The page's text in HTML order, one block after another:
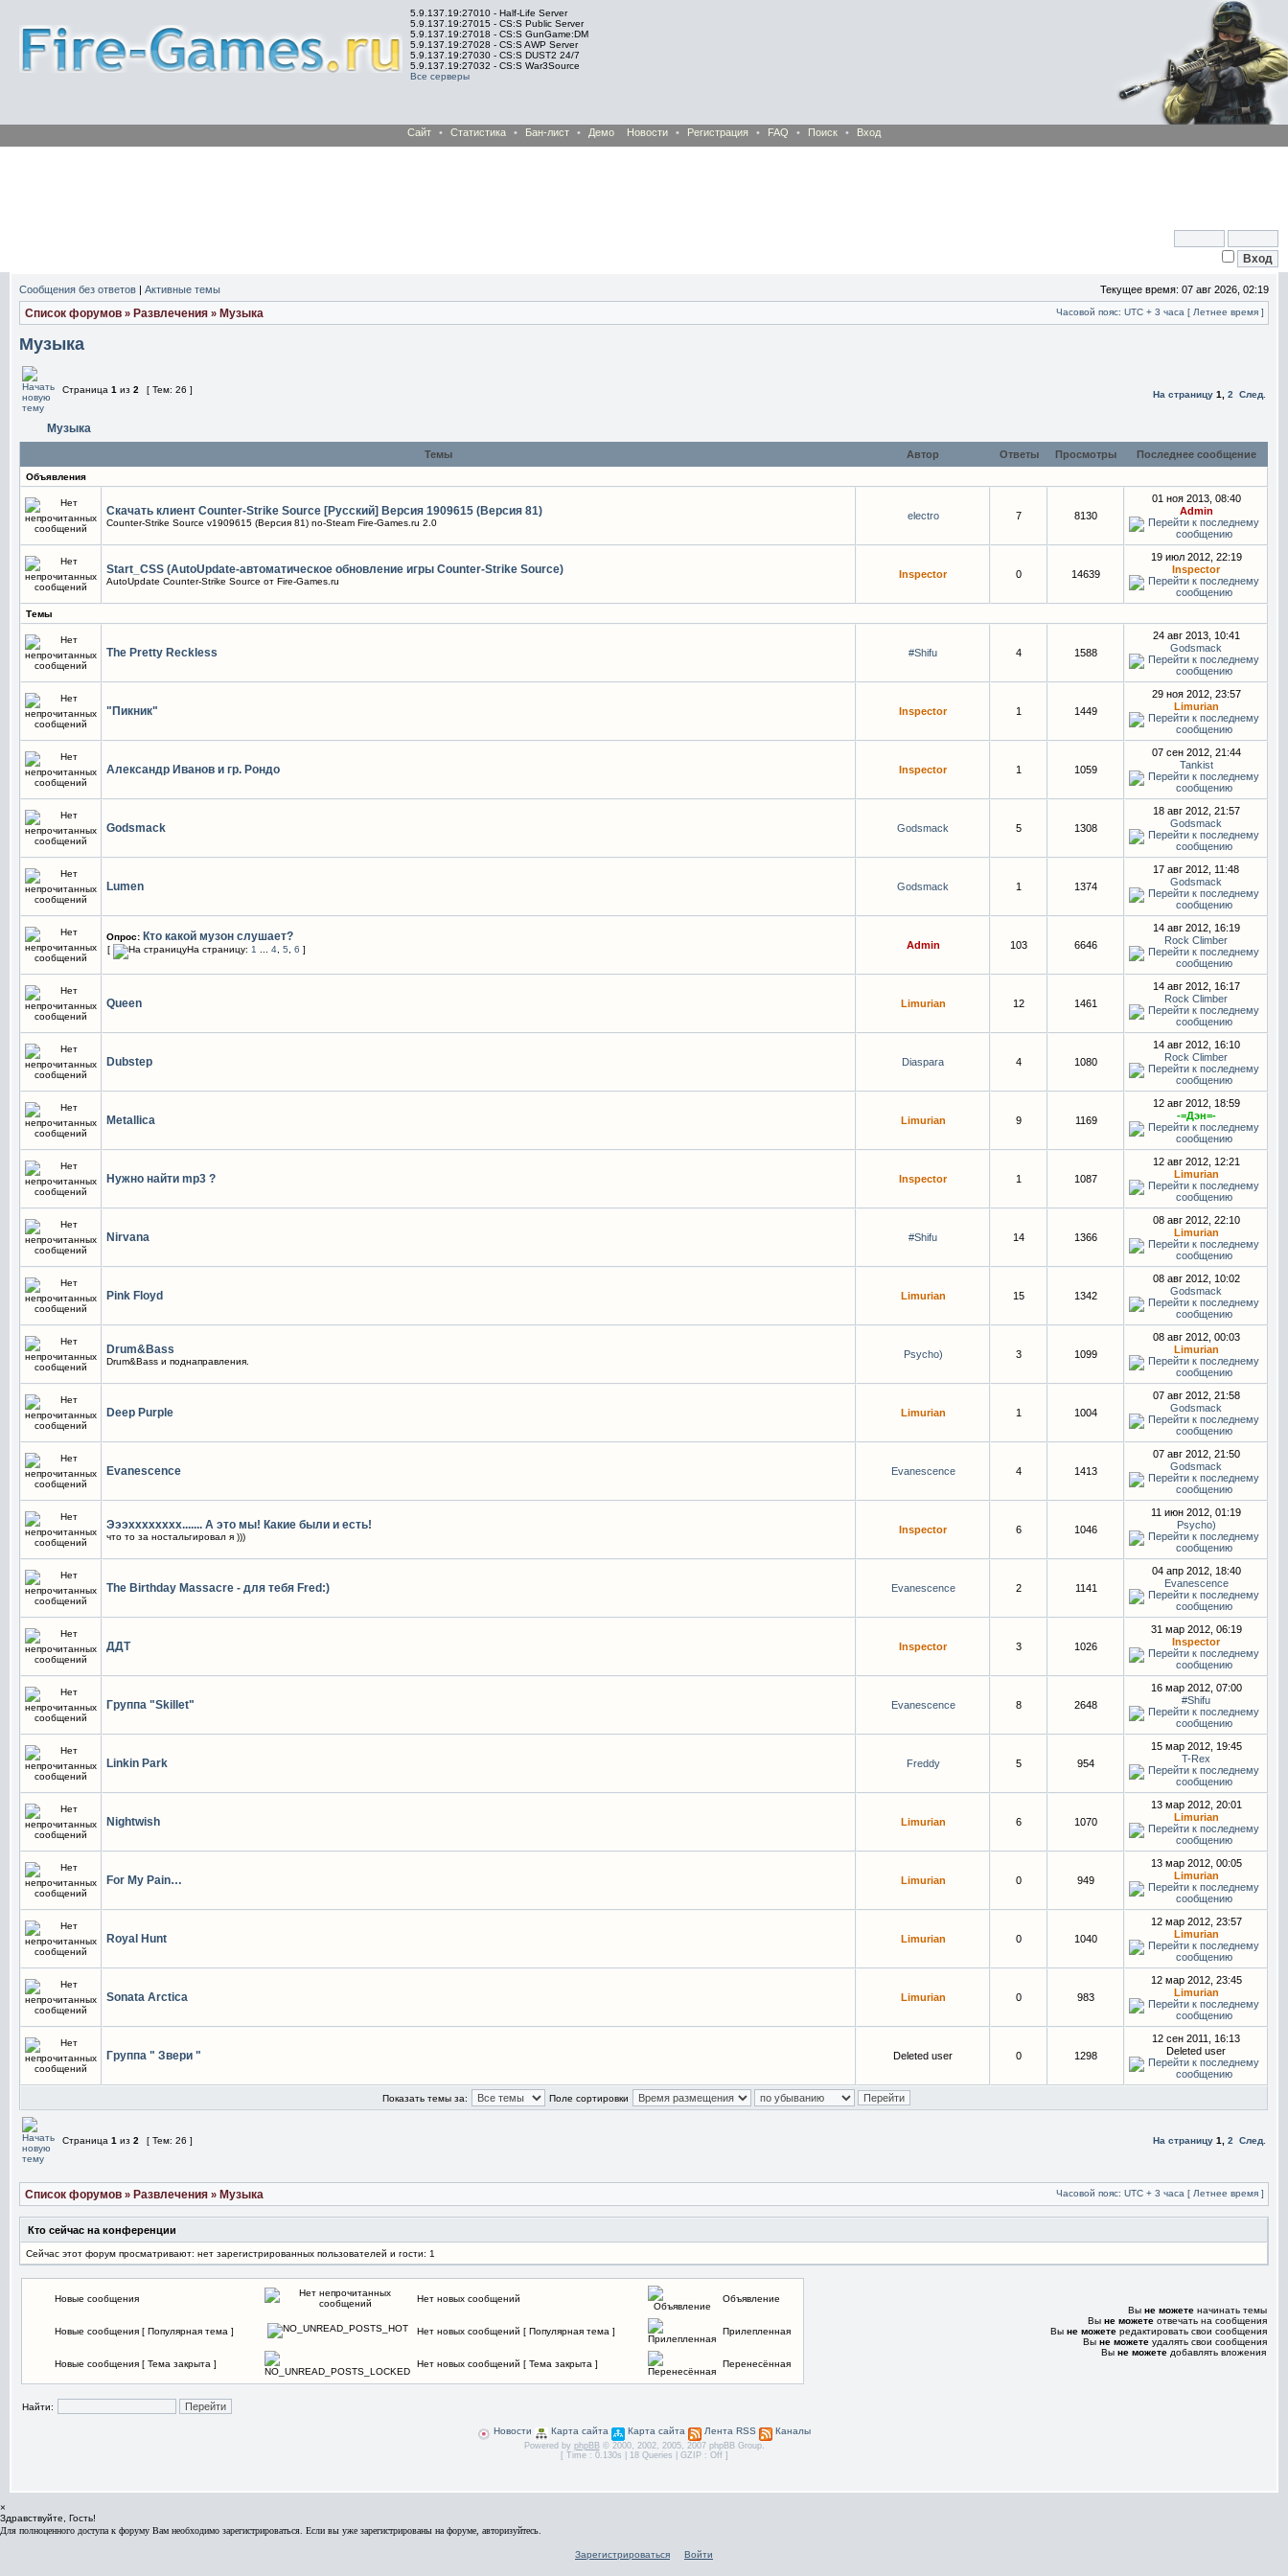
5.9.137.19:27010 - Half-Life Server
5.9.137.19:27015 - CS:S Public Server
5.9.137.19:27018 - CS:S GunGame:DM
5.9.137.19:27028 - CS:S AWP Server
5.9.137.19:27030 - CS:S DUST2 24/7
5.9.137.19:27032 - CS:S War3Source
Все серверы
Сайт • Статистика • Бан-лист • Демо Новости • Регистрация • FAQ • Поиск • Вход
Сообщения без ответов | Активные темы Текущее время: 07 авг 2026, 02:19
Список форумов » Развлечения » Музыка Часовой пояс: UTC + 3 часа [ Летнее время ]
Музыка
Страница 1 из 2 [ Тем: 26 ] На страницу 1 2 След.
Музыка
Темы Автор Ответы Просмотры Последнее сообщение
Объявления
Скачать клиент Counter-Strike Source [Русский] Версия 1909615 (Версия 81)
Counter-Strike Source v1909615 (Версия 81) no-Steam Fire-Games.ru 2.0
electro 7 8130
01 ноя 2013, 08:40
Admin
Start_CSS (AutoUpdate-автоматическое обновление игры Counter-Strike Source)
AutoUpdate Counter-Strike Source от Fire-Games.ru
Inspector 0 14639
19 июл 2012, 22:19
Inspector
Темы
The Pretty Reckless #Shifu 4 1588
24 авг 2013, 10:41
Godsmack
"Пикник" Inspector 1 1449
29 ноя 2012, 23:57
Limurian
Александр Иванов и гр. Рондо Inspector 1 1059
07 сен 2012, 21:44
Tankist
Godsmack Godsmack 5 1308
18 авг 2012, 21:57
Godsmack
Lumen Godsmack 1 1374
17 авг 2012, 11:48
Godsmack
Опрос: Кто какой музон слушает?
[ На страницу: 1 4 5 6 ] Admin 103 6646
14 авг 2012, 16:19
Rock Climber
Queen Limurian 12 1461
14 авг 2012, 16:17
Rock Climber
Dubstep Diaspara 4 1080
14 авг 2012, 16:10
Rock Climber
Metallica Limurian 9 1169
12 авг 2012, 18:59
-=Дэн=-
Нужно найти mp3 ? Inspector 1 1087
12 авг 2012, 12:21
Limurian
Nirvana #Shifu 14 1366
08 авг 2012, 22:10
Limurian
Pink Floyd Limurian 15 1342
08 авг 2012, 10:02
Godsmack
Drum&Bass
Drum&Bass и поднаправления.
Psycho) 3 1099
08 авг 2012, 00:03
Limurian
Deep Purple Limurian 1 1004
07 авг 2012, 21:58
Godsmack
Evanescence Evanescence 4 1413
07 авг 2012, 21:50
Godsmack
Эээхххххххх....... А это мы! Какие были и есть!
что то за ностальгировал я )))
Inspector 6 1046
11 июн 2012, 01:19
Psycho)
The Birthday Massacre - для тебя Fred:) Evanescence 2 1141
04 апр 2012, 18:40
Evanescence
ДДТ Inspector 3 1026
31 мар 2012, 06:19
Inspector
Группа "Skillet" Evanescence 8 2648
16 мар 2012, 07:00
#Shifu
Linkin Park Freddy 5 954
15 мар 2012, 19:45
T-Rex
Nightwish Limurian 6 1070
13 мар 2012, 20:01
Limurian
For My Pain… Limurian 0 949
13 мар 2012, 00:05
Limurian
Royal Hunt Limurian 0 1040
12 мар 2012, 23:57
Limurian
Sonata Arctica Limurian 0 983
12 мар 2012, 23:45
Limurian
Группа " Звери " Deleted user 0 1298
12 сен 2011, 16:13
Deleted user
Показать темы за: Поле сортировки
Страница 1 из 2 [ Тем: 26 ] На страницу 1 2 След.
Список форумов » Развлечения » Музыка Часовой пояс: UTC + 3 часа [ Летнее время ]
Кто сейчас на конференции
Сейчас этот форум просматривают: нет зарегистрированных пользователей и гости: 1
Новые сообщения Нет новых сообщений Объявление
Новые сообщения [ Популярная тема ] Нет новых сообщений [ Популярная тема ] Прилепленная
Новые сообщения [ Тема закрыта ] Нет новых сообщений [ Тема закрыта ] Перенесённая
Вы не можете начинать темы
Вы не можете отвечать на сообщения
Вы не можете редактировать свои сообщения
Вы не можете удалять свои сообщения
Вы не можете добавлять вложения
Найти:
Новости Карта сайта Карта сайта Лента RSS Каналы
Powered by phpBB© 2000, 2002, 2005, 2007 phpBB Group.
[ Time : 0.130s | 18 Queries | GZIP : Off ]
×
Здравствуйте, Гость!
Для полноценного доступа к форуму Вам необходимо зарегистрироваться. Если вы уже зарегистрированы на форуме, авторизуйтесь.
Зарегистрироваться Войти